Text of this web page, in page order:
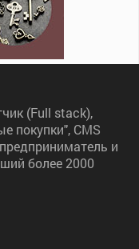
(Full stack),
покупки", CMS
и
более 2000